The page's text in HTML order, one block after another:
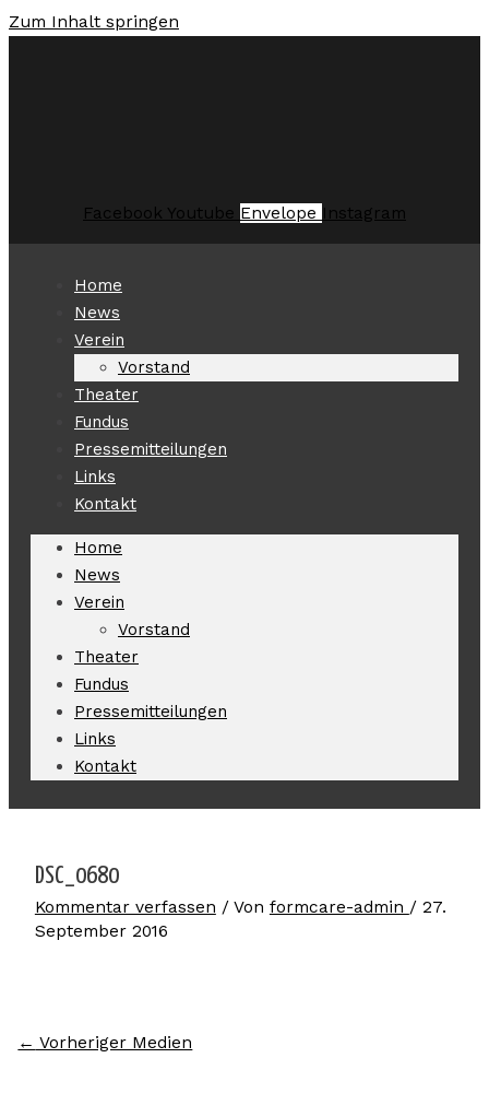
Zum Inhalt springen
Facebook Youtube Envelope Instagram
Home
News
Verein
Vorstand
Theater
Fundus
Pressemitteilungen
Links
Kontakt
Home
News
Verein
Vorstand
Theater
Fundus
Pressemitteilungen
Links
Kontakt
DSC_0680
Kommentar verfassen / Von formcare-admin / 27.
September 2016
← Vorheriger Medien